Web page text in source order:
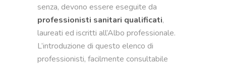
senza, devono essere eseguite da
professionisti sanitari qualificati,
laureati ed iscritti all’Albo professionale.
L’introduzione di questo elenco di
professionisti, facilmente consultabile